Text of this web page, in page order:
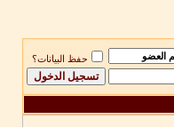
حفظ البيانات؟